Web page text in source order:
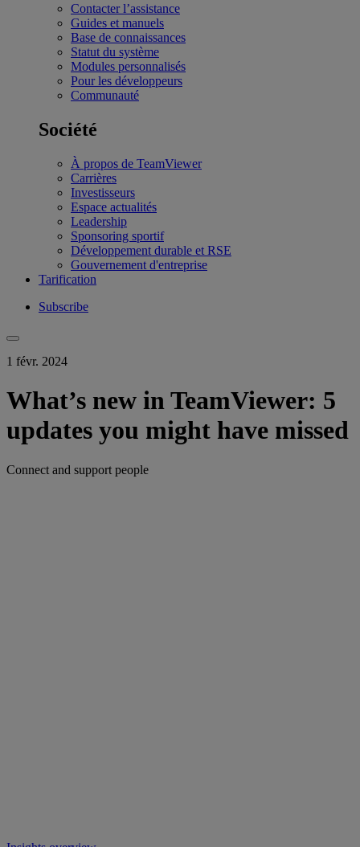
Contacter l’assistance
Guides et manuels
Base de connaissances
Statut du système
Modules personnalisés
Pour les développeurs
Communauté
Société
À propos de TeamViewer
Carrières
Investisseurs
Espace actualités
Leadership
Sponsoring sportif
Développement durable et RSE
Gouvernement d'entreprise
Tarification
Subscribe
1 févr. 2024
What’s new in TeamViewer: 5
updates you might have missed
Connect and support people